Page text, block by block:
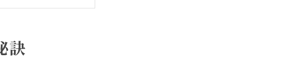
で探るポイント
と効果的な実践法
る最新アプローチ
訣